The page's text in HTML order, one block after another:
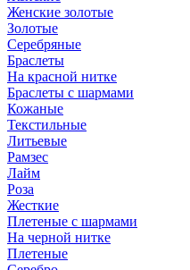
Женские золотые
Золотые
Серебряные
Браслеты
На красной нитке
Браслеты с шармами
Кожаные
Текстильные
Литьевые
Рамзес
Лайм
Роза
Жесткие
Плетеные с шармами
На черной нитке
Плетеные